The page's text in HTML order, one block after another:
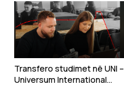
Transfero studimet në UNI –
Universum International